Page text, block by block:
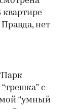
квартире
нет
с
“умный